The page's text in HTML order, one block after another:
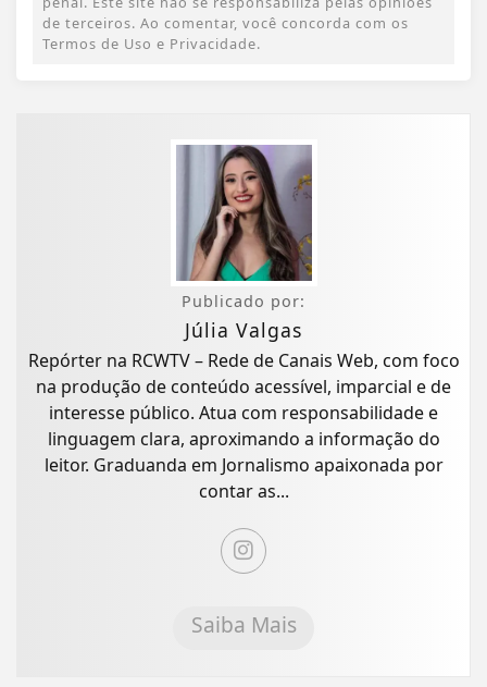
de terceiros. Ao comentar, você concorda com os
Termos de Uso e Privacidade.
Publicado por:
Júlia Valgas
Repórter na RCWTV – Rede de Canais Web, com foco
na produção de conteúdo acessível, imparcial e de
interesse público. Atua com responsabilidade e
linguagem clara, aproximando a informação do
leitor. Graduanda em Jornalismo apaixonada por
contar as...
Saiba Mais